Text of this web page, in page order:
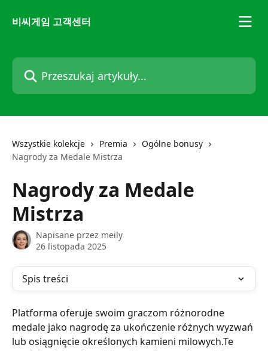
비씨게임 고객센터
Przeszukaj artykuły...
Wszystkie kolekcje Premia
Ogólne bonusy
Nagrody za Medale Mistrza
Nagrody za Medale
Mistrza
Napisane przez meily
26 listopada 2025
Spis treści
Platforma oferuje swoim graczom różnorodne
medale jako nagrodę za ukończenie różnych wyzwań
lub osiągnięcie określonych kamieni milowych.Te